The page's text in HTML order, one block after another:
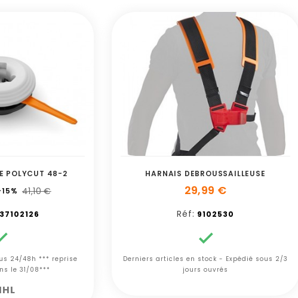
POLYCUT 48-2
41,10 €
24/48h *** reprise
le 31/08***
HARNAIS DEBROUSSAILLEUSE
29,99 €
Réf: 9102530

Derniers articles en stock - Expédié sous 2/3
jours ouvrés